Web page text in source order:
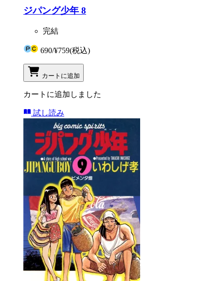
ジパング少年 8
完結
690/¥759(税込)
カートに追加
カートに追加しました
試し読み